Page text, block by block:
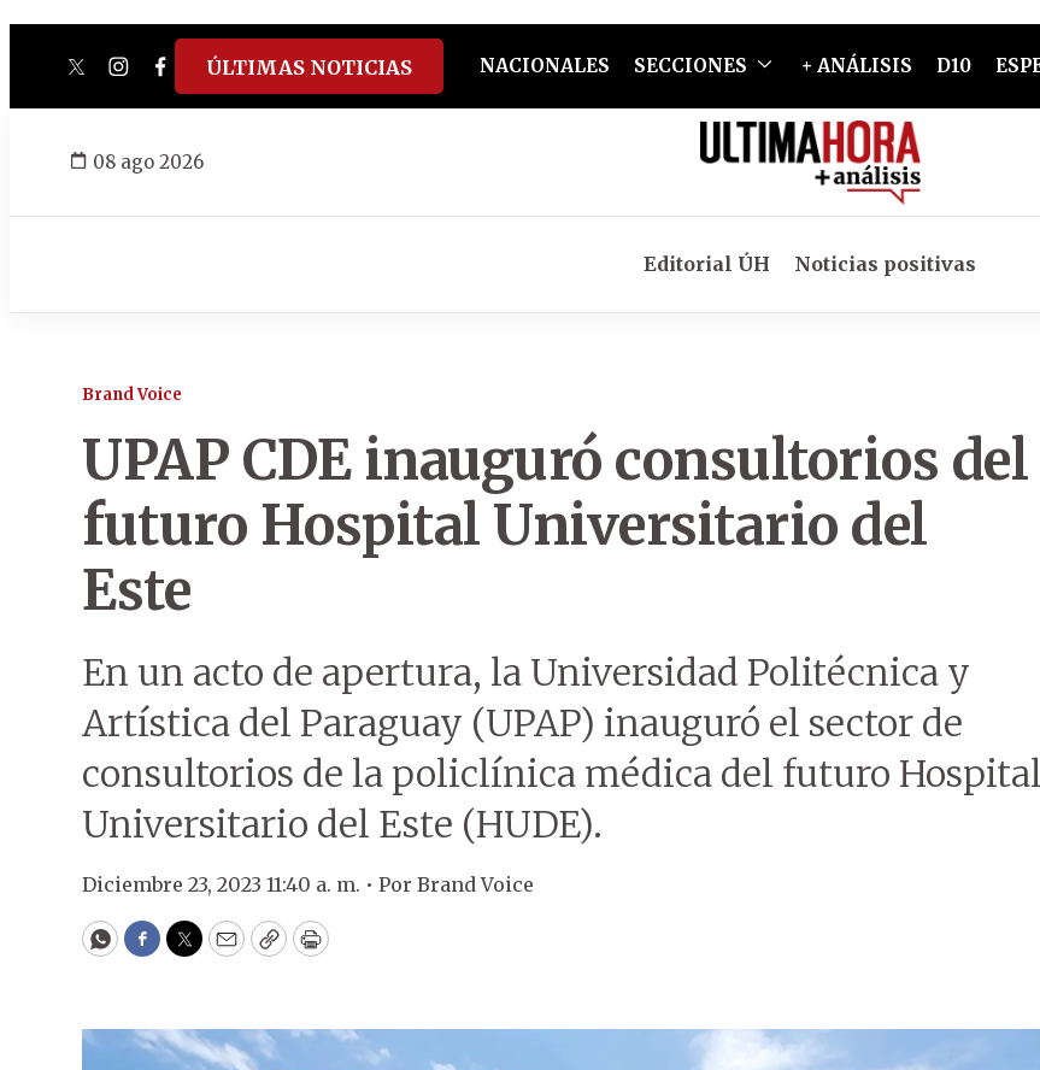
twitterinstagram
facebook
tiktokyoutube
spotify
ÚLTIMAS NOTICIAS NACIONALES SECCIONES + ANÁLISIS D10
08 ago 2026
Editorial ÚH Noticias positivas
Brand Voice
UPAP CDE inauguró consultorios del
futuro Hospital Universitario del
Este
En un acto de apertura, la Universidad Politécnica y
Artística del Paraguay (UPAP) inauguró el sector de
consultorios de la policlínica médica del futuro Hospital
Universitario del Este (HUDE).
Diciembre 23, 2023 11:40 a. m. • Por Brand Voice
WhatsApp
Facebook
Twitter
EmailCopyPrint